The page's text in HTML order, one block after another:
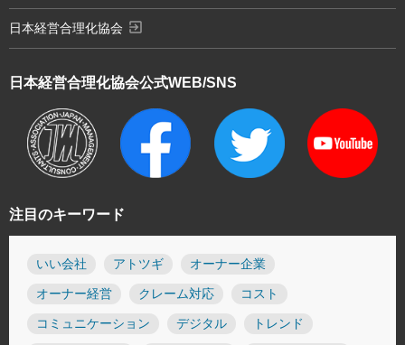
注目のキーワード
いい会社 アトツギ オーナー企業
オーナー経営 クレーム対応 コスト
コミュニケーション デジタル トレンド
日本経営合理化協会公式WEB/SNS
日本経営合理化協会 exit_to_app